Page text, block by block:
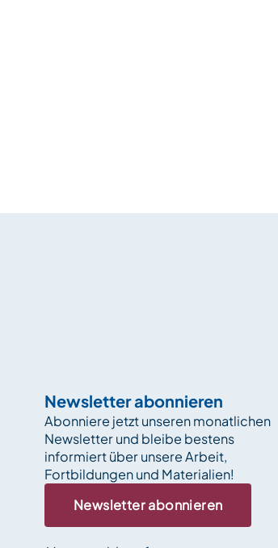
Newsletter abonnieren
Abonniere jetzt unseren monatlichen
Newsletter und bleibe bestens
informiert über unsere Arbeit,
Fortbildungen und Materialien!
Newsletter abonnieren